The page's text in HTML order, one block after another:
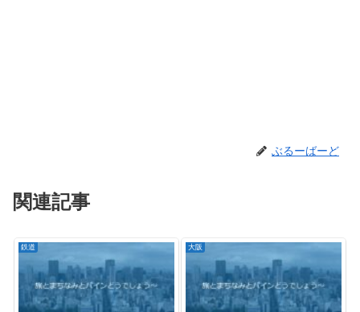
ぶるーばーど
関連記事
鉄道 大阪